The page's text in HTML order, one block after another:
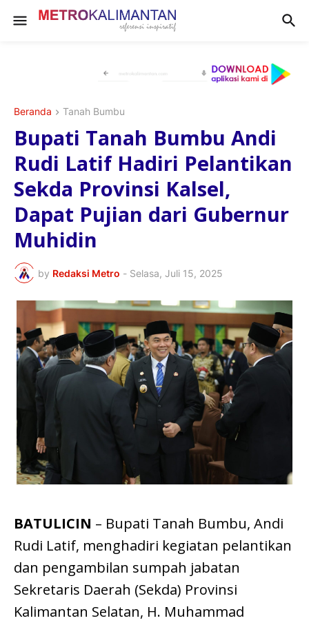
Beranda Tanah Bumbu
Bupati Tanah Bumbu Andi
Rudi Latif Hadiri Pelantikan
Sekda Provinsi Kalsel,
Dapat Pujian dari Gubernur
Muhidin
by Redaksi Metro - Selasa, Juli 15, 2025
BATULICIN – Bupati Tanah Bumbu, Andi
Rudi Latif, menghadiri kegiatan pelantikan
dan pengambilan sumpah jabatan
Sekretaris Daerah (Sekda) Provinsi
Kalimantan Selatan, H. Muhammad